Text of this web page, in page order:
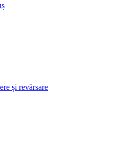
și revărsare